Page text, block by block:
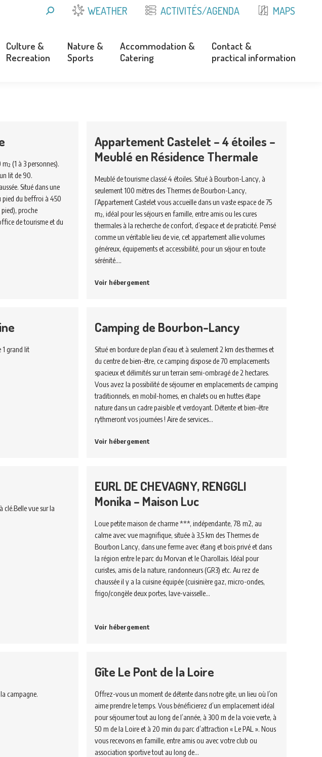
SEARCH: WEATHER ACTIVITÉS/AGENDA MAPS
Culture &
Recreation
Nature &
Sports
Accommodation &
Catering
Contact &
practical information
(1 à 3 personnes).
lit de 90.
Situé dans une
pied du beffroi à 450
pied), proche
de tourisme et du
Appartement Castelet – 4 étoiles –
Meublé en Résidence Thermale
Meublé de tourisme classé 4 étoiles. Situé à Bourbon-Lancy, à
seulement 100 mètres des Thermes de Bourbon-Lancy,
l’Appartement Castelet vous accueille dans un vaste espace de 75
m², idéal pour les séjours en famille, entre amis ou les cures
thermales à la recherche de confort, d’espace et de praticité. Pensé
comme un véritable lieu de vie, cet appartement allie volumes
généreux, équipements et accessibilité, pour un séjour en toute
sérénité.…
Voir hébergement
1 grand lit
Camping de Bourbon-Lancy
Situé en bordure de plan d’eau et à seulement 2 km des thermes et
du centre de bien-être, ce camping dispose de 70 emplacements
spacieux et délimités sur un terrain semi-ombragé de 2 hectares.
Vous avez la possibilité de séjourner en emplacements de camping
traditionnels, en mobil-homes, en chalets ou en huttes étape
nature dans un cadre paisible et verdoyant. Détente et bien-être
rythmeront vos journées ! Aire de services…
Voir hébergement
vue sur la
EURL DE CHEVAGNY, RENGGLI
Monika – Maison Luc
Loue petite maison de charme ***, indépendante, 78 m2, au
calme avec vue magnifique, située à 3,5 km des Thermes de
Bourbon Lancy, dans une ferme avec étang et bois privé et dans
la région entre le parc du Morvan et le Charollais. Idéal pour
curistes, amis de la nature, randonneurs (GR3) etc. Au rez de
chaussée il y a la cuisine équipée (cuisinière gaz, micro-ondes,
frigo/congèle deux portes, lave-vaisselle…
Voir hébergement
campagne.
Gîte Le Pont de la Loire
Offrez-vous un moment de détente dans notre gite, un lieu où l’on
aime prendre le temps. Vous bénéficierez d’un emplacement idéal
pour séjourner tout au long de l’année, à 300 m de la voie verte, à
50 m de la Loire et à 20 min du parc d’attraction « Le PAL ». Nous
vous recevons en famille, entre amis ou avec votre club ou
association sportive tout au long de…
Nature &
Accommodation &
Contact &